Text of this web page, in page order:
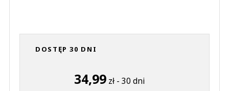
DOSTĘP 30 DNI
34,99 zł - 30 dni